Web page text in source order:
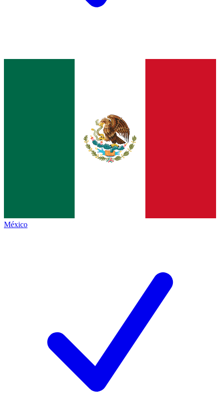
México